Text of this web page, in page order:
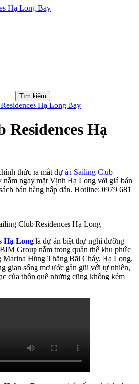
Tìm kiếm
Hạ Long Bay
Residences Hạ
thức ra mắt dự án Sailing Club
nằm ngay mặt Vịnh Hạ Long với giá bán
bán hàng hấp dẫn. Hotline: 0979 681
Club Residences Hạ Long
Hạ Long là dự án biệt thự nghỉ dưỡng
Group nằm trong quần thể khu phức
Marina Hùng Thắng Bãi Cháy, Hạ Long.
gian sống mơ ước gần gũi với tự nhiên,
của thôn quê những cũng không kém